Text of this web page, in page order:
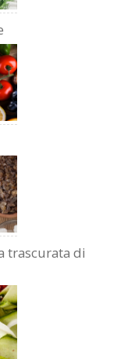
trascurata di